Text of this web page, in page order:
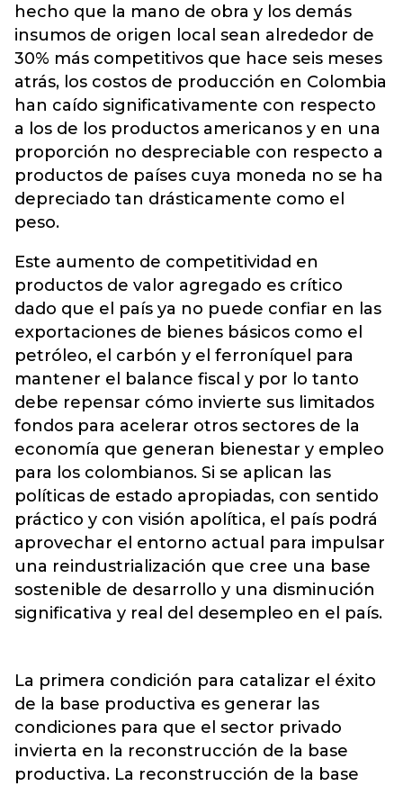
hecho que la mano de obra y los demás
insumos de origen local sean alrededor de
30% más competitivos que hace seis meses
atrás, los costos de producción en Colombia
han caído significativamente con respecto
a los de los productos americanos y en una
proporción no despreciable con respecto a
productos de países cuya moneda no se ha
depreciado tan drásticamente como el
peso.
Este aumento de competitividad en
productos de valor agregado es crítico
dado que el país ya no puede confiar en las
exportaciones de bienes básicos como el
petróleo, el carbón y el ferroníquel para
mantener el balance fiscal y por lo tanto
debe repensar cómo invierte sus limitados
fondos para acelerar otros sectores de la
economía que generan bienestar y empleo
para los colombianos. Si se aplican las
políticas de estado apropiadas, con sentido
práctico y con visión apolítica, el país podrá
aprovechar el entorno actual para impulsar
una reindustrialización que cree una base
sostenible de desarrollo y una disminución
significativa y real del desempleo en el país.
La primera condición para catalizar el éxito
de la base productiva es generar las
condiciones para que el sector privado
invierta en la reconstrucción de la base
productiva. La reconstrucción de la base